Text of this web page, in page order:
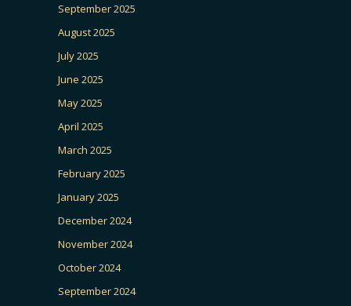
September 2025
August 2025
July 2025
June 2025
May 2025
April 2025
March 2025
February 2025
January 2025
December 2024
November 2024
October 2024
September 2024